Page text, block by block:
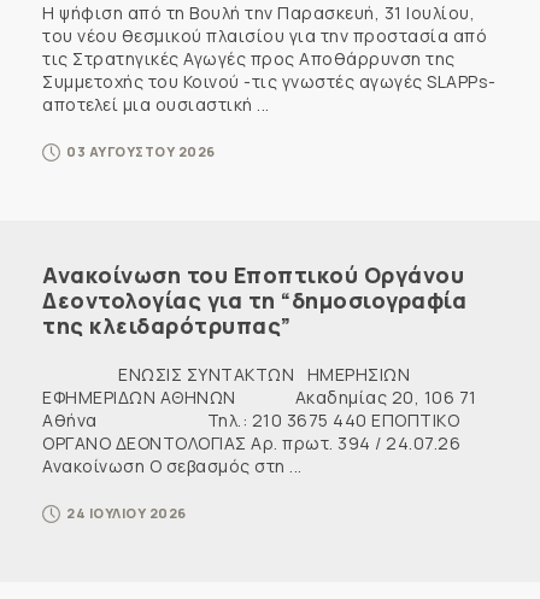
Η ψήφιση από τη Βουλή την Παρασκευή, 31 Ιουλίου,
του νέου θεσμικού πλαισίου για την προστασία από
τις Στρατηγικές Αγωγές προς Αποθάρρυνση της
Συμμετοχής του Κοινού -τις γνωστές αγωγές SLAPPs-
αποτελεί μια ουσιαστική ...
03 ΑΥΓΟΥΣΤΟΥ 2026
Ανακοίνωση του Εποπτικού Οργάνου
Δεοντολογίας για τη “δημοσιογραφία
της κλειδαρότρυπας”
ΕΝΩΣΙΣ ΣΥΝΤΑΚΤΩΝ ΗΜΕΡΗΣΙΩΝ
ΕΦΗΜΕΡΙΔΩΝ ΑΘΗΝΩΝ Ακαδημίας 20, 106 71
Αθήνα Τηλ.: 210 3675 440 ΕΠΟΠΤΙΚΟ
ΟΡΓΑΝΟ ΔΕΟΝΤΟΛΟΓΙΑΣ Αρ. πρωτ. 394 / 24.07.26
Ανακοίνωση Ο σεβασμός στη ...
24 ΙΟΥΛΙΟΥ 2026